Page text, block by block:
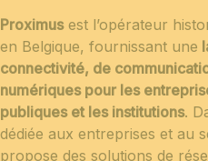
Proximusest l’opérateur
en Belgique, fournissant une
connectivité, de
numériques pour les
publiques et les institutions.
dédiée aux entreprises et au
propose des solutions de